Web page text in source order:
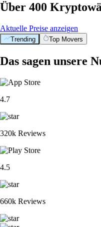
Über 400
Aktuelle Preise anzeigen
Trending Top Movers
Das sagen unsere
4.7
320k Reviews
4.5
660k Reviews